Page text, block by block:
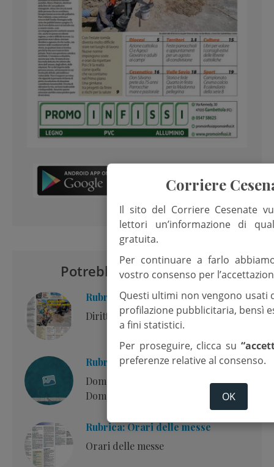
Potrebbero interessarti
Rubrica: Editoriale
Diritto alla cura
Rubrica: Commento al Vangelo
Domenica 2 agosto – 18esima
Domenica Tempo ordinario – Anno A
Rubrica: Orari delle messe
Orari delle messe
Corriere
Il sito del Corriere Cesenate
lettori un’informazione di
gratuita.
Per continuare a farlo
vostro consenso per
Questi ultimi non vengono usati
profilazione pubblicitaria, bensì
a fini statistici.
Per proseguire, clicca su
preferenze relative al consenso.
OK